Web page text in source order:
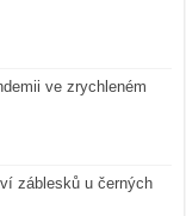
ve zrychleném
záblesků u černých